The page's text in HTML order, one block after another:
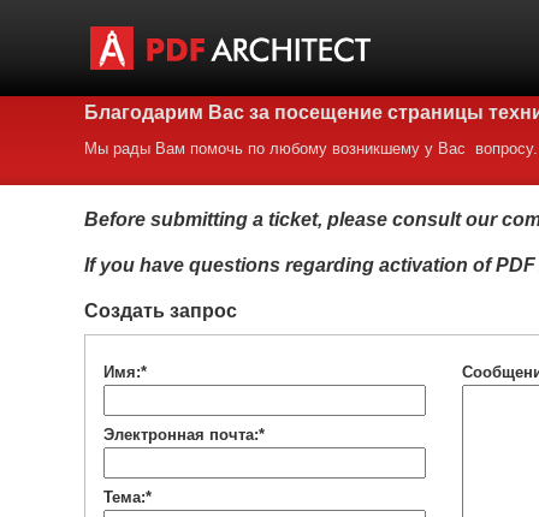
Благодарим Вас за посещение страницы
Мы рады Вам помочь по любому возникшему у Вас вопросу.
Before submitting a ticket, please consult our
If you have questions regarding activation of
Создать запрос
Имя:*
Электронная почта:*
Тема:*